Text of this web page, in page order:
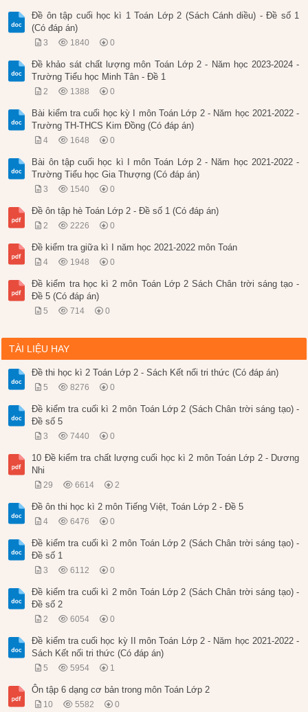
Đề ôn tập cuối học kì 1 Toán Lớp 2 (Sách Cánh diều) - Đề số 1
(Có đáp án)
3 1840 0
Đề khảo sát chất lượng môn Toán Lớp 2 - Năm học 2023-2024 -
Trường Tiểu học Minh Tân - Đề 1
2 1388 0
Bài kiểm tra cuối học kỳ I môn Toán Lớp 2 - Năm học 2021-2022 -
Trường TH-THCS Kim Đồng (Có đáp án)
4 1648 0
Bài ôn tập cuối học kì I môn Toán Lớp 2 - Năm học 2021-2022 -
Trường Tiểu học Gia Thượng (Có đáp án)
3 1540 0
Đề ôn tập hè Toán Lớp 2 - Đề số 1 (Có đáp án)
2 2226 0
Đề kiểm tra giữa kì I năm học 2021-2022 môn Toán
4 1948 0
Đề kiểm tra học kì 2 môn Toán Lớp 2 Sách Chân trời sáng tạo -
Đề 5 (Có đáp án)
5 714 0
TÀI LIỆU HAY
Đề thi học kì 2 Toán Lớp 2 - Sách Kết nối tri thức (Có đáp án)
5 8276 0
Đề kiểm tra cuối kì 2 môn Toán Lớp 2 (Sách Chân trời sáng tạo) -
Đề số 5
3 7440 0
10 Đề kiểm tra chất lượng cuối học kì 2 môn Toán Lớp 2 - Dương
Nhi
29 6614 2
Đề ôn thi học kì 2 môn Tiếng Việt, Toán Lớp 2 - Đề 5
4 6476 0
Đề kiểm tra cuối kì 2 môn Toán Lớp 2 (Sách Chân trời sáng tạo) -
Đề số 1
3 6112 0
Đề kiểm tra cuối kì 2 môn Toán Lớp 2 (Sách Chân trời sáng tạo) -
Đề số 2
2 6054 0
Đề kiểm tra cuối học kỳ II môn Toán Lớp 2 - Năm học 2021-2022 -
Sách Kết nối tri thức (Có đáp án)
5 5954 1
Ôn tập 6 dạng cơ bản trong môn Toán Lớp 2
10 5582 0